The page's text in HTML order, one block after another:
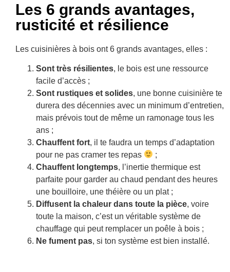
Les 6 grands avantages,
rusticité et résilience
Les cuisinières à bois ont 6 grands avantages, elles :
Sont très résilientes, le bois est une ressource
facile d’accès ;
Sont rustiques et solides, une bonne cuisinière te
durera des décennies avec un minimum d’entretien,
mais prévois tout de même un ramonage tous les
ans ;
Chauffent fort, il te faudra un temps d’adaptation
pour ne pas cramer tes repas
;
Chauffent longtemps, l’inertie thermique est
parfaite pour garder au chaud pendant des heures
une bouilloire, une théière ou un plat ;
Diffusent la chaleur dans toute la pièce, voire
toute la maison, c’est un véritable système de
chauffage qui peut remplacer un poêle à bois ;
Ne fument pas, si ton système est bien installé.